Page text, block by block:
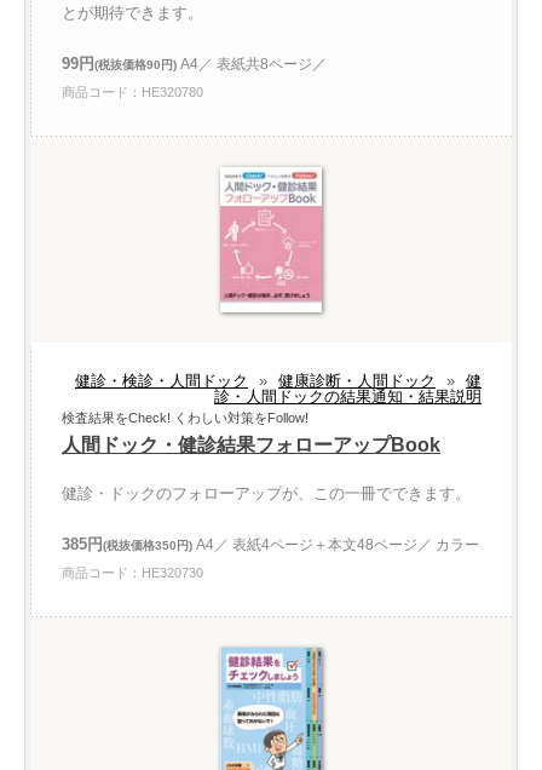
とが期待できます。
99円(税抜価格90円) A4／ 表紙共8ページ／
商品コード：HE320780
健診・検診・人間ドック » 健康診断・人間ドック » 健
診・人間ドックの結果通知・結果説明
検査結果をCheck! くわしい対策をFollow!
人間ドック・健診結果フォローアップBook
健診・ドックのフォローアップが、この一冊でできます。
385円(税抜価格350円) A4／ 表紙4ページ＋本文48ページ／ カラー
商品コード：HE320730